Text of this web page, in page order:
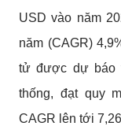
USD vào năm
năm (CAGR)
tử được dự báo
thống, đạt quy
CAGR lên tới